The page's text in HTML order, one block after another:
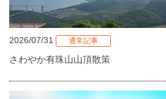
2026/07/31 通常記事
さわやか有珠山山頂散策